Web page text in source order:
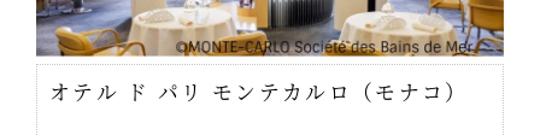
オテル ド パリ モンテカルロ（モナコ）